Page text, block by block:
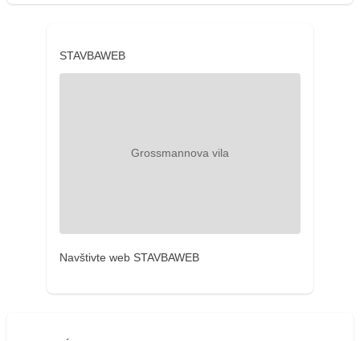
STAVBAWEB
Navštivte web STAVBAWEB